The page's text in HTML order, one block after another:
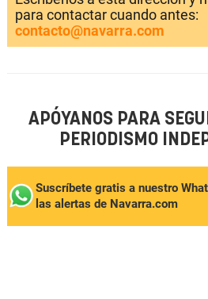
para contactar cuando antes:
contacto@navarra.com
APÓYANOS PARA
PERIODISMO
Suscríbete gratis a nuestro
las alertas de Navarra.com